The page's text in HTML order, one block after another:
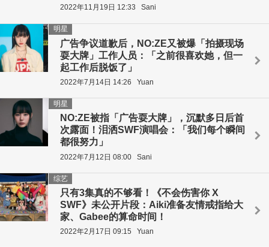
2022年11月19日 12:33 Sani
广告争议道歉后，NO:ZE又被爆「拍摄现场
耍大牌」工作人员：「之前很喜欢她，但一
起工作后脱饭了」
明星
2022年7月14日 14:26 Yuan
NO:ZE被指「广告耍大牌」，沉默多日后首
次露面！泪洒SWF演唱会：「我们每个瞬间
都很努力」
明星
2022年7月12日 08:00 Sani
只有3集真的不够看！《不会伤害你 X
SWF》未公开片段：Aiki准备友情戒指给大
家、Gabee的算命时间！
综艺
2022年2月17日 09:15 Yuan